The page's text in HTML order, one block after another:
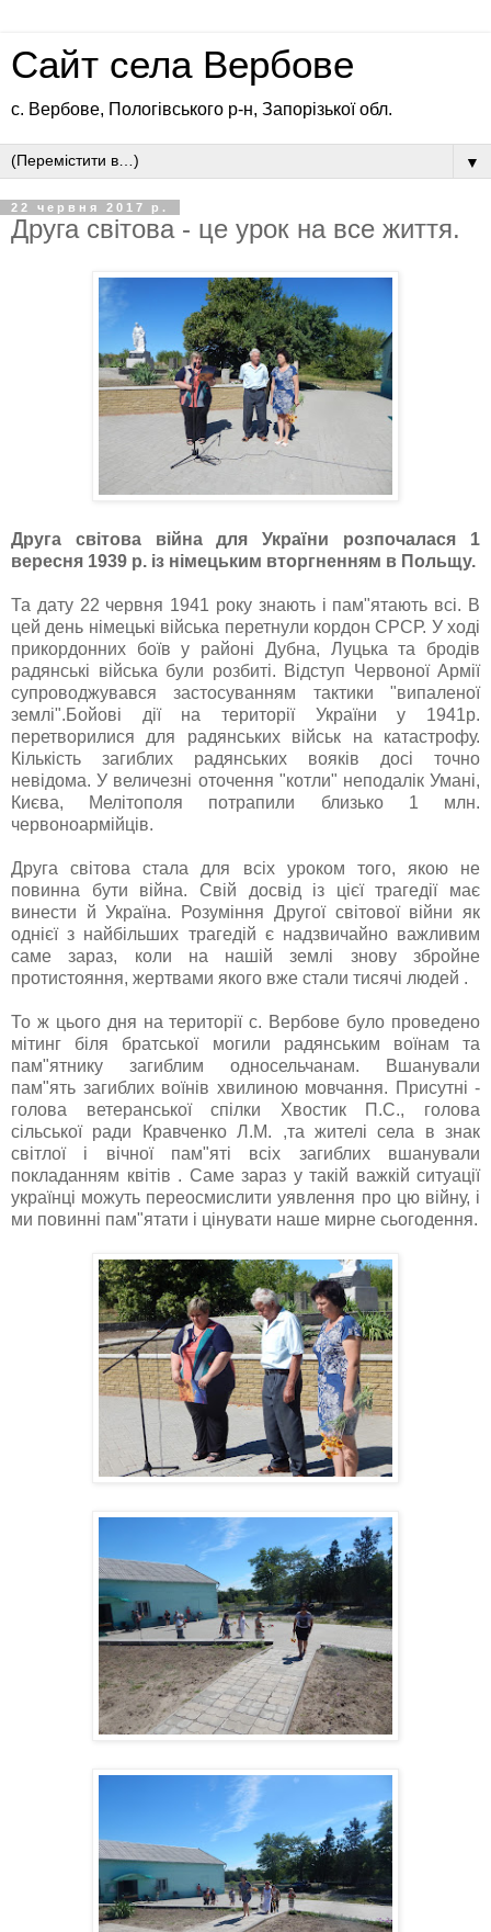
Сайт села Вербове
с. Вербове, Пологівського р-н, Запорізької обл.
▼
22 червня 2017 р.
Друга світова - це урок на все життя.
Друга світова війна для України розпочалася 1
вересня 1939 р. із німецьким вторгненням в Польщу.
Та дату 22 червня 1941 року знають і пам"ятають всі. В
цей день німецькі війська перетнули кордон СРСР. У ході
прикордонних боїв у районі Дубна, Луцька та бродів
радянські війська були розбиті. Відступ Червоної Армії
супроводжувався застосуванням тактики "випаленої
землі".Бойові дії на території України у 1941р.
перетворилися для радянських військ на катастрофу.
Кількість загиблих радянських вояків досі точно
невідома. У величезні оточення "котли" неподалік Умані,
Києва, Мелітополя потрапили близько 1 млн.
червоноармійців.
Друга світова стала для всіх уроком того, якою не
повинна бути війна. Свій досвід із цієї трагедії має
винести й Україна. Розуміння Другої світової війни як
однієї з найбільших трагедій є надзвичайно важливим
саме зараз, коли на нашій землі знову збройне
протистояння, жертвами якого вже стали тисячі людей .
То ж цього дня на території с. Вербове було проведено
мітинг біля братської могили радянським воїнам та
пам"ятнику загиблим односельчанам. Вшанували
пам"ять загиблих воїнів хвилиною мовчання. Присутні -
голова ветеранської спілки Хвостик П.С., голова
сільської ради Кравченко Л.М. ,та жителі села в знак
світлої і вічної пам"яті всіх загиблих вшанували
покладанням квітів . Саме зараз у такій важкій ситуації
українці можуть переосмислити уявлення про цю війну, і
ми повинні пам"ятати і цінувати наше мирне сьогодення.